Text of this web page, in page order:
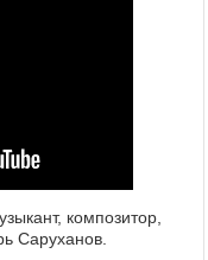
композитор,
Саруханов.